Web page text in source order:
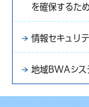
を確保するた
情報セキュリ
地域BWAシス